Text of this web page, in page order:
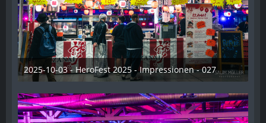
2025-10-03 - HeroFest 2025 - Impressionen - 027
21. Oktober 2025